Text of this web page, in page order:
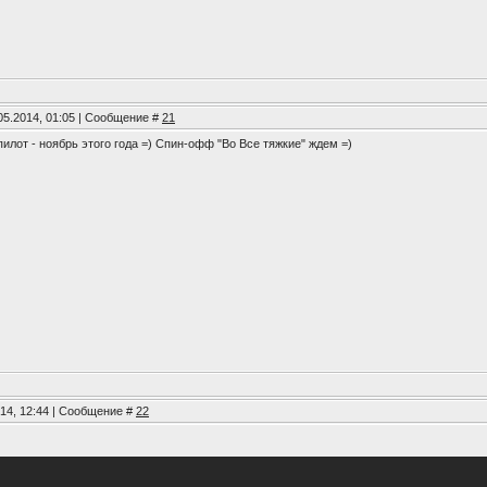
01:05 | Сообщение # 21
- ноябрь этого года =) Спин-офф "Во Все тяжкие" ждем =)
12:44 | Сообщение # 22